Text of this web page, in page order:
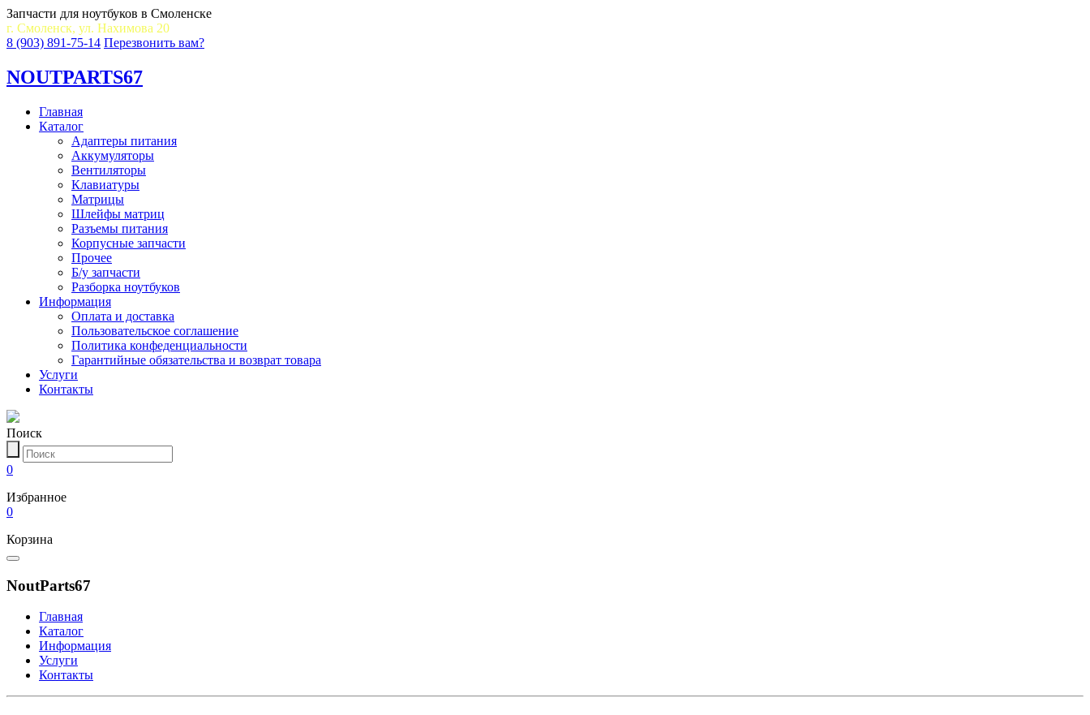
Запчасти для ноутбуков в Смоленске
г. Смоленск, ул. Нахимова 20
8 (903) 891-75-14 Перезвонить вам?
NOUTPARTS67
Главная
Каталог
Адаптеры питания
Аккумуляторы
Вентиляторы
Клавиатуры
Матрицы
Шлейфы матриц
Разъемы питания
Корпусные запчасти
Прочее
Б/у запчасти
Разборка ноутбуков
Информация
Оплата и доставка
Пользовательское соглашение
Политика конфеденциальности
Гарантийные обязательства и возврат товара
Услуги
Контакты
Поиск
0
Избранное
0
Корзина
NoutParts67
Главная
Каталог
Информация
Услуги
Контакты